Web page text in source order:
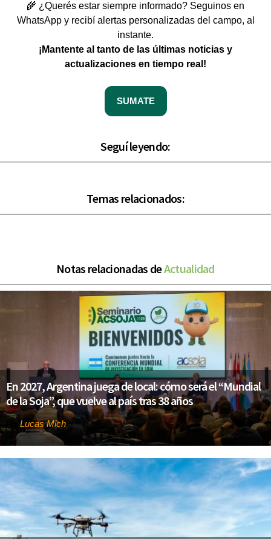
🌾 ¿Querés estar siempre informado? Seguinos en
WhatsApp y recibí alertas personalizadas del campo, al
instante.
¡Mantente al tanto de las últimas noticias y
actualizaciones en tiempo real!
SUMATE
Seguí leyendo:
Temas relacionados:
Notas relacionadas deActualidad
En 2027, Argentina juega de local: cómo será el “Mundial
de la Soja”, que vuelve al país tras 38 años
Lucas Mich